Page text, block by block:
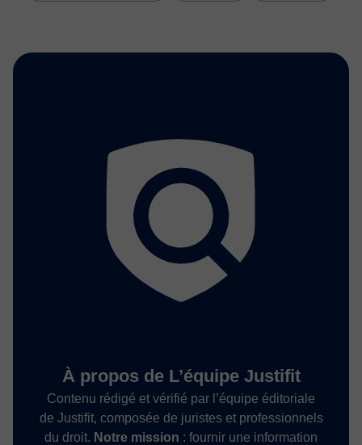
À propos de L’équipe Justifit
Contenu rédigé et vérifié par l’équipe éditoriale
de Justifit, composée de juristes et professionnels
du droit. Notre mission : fournir une information